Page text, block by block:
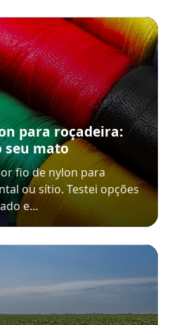
para roçadeira:
seu mato
fio de nylon para
ou sítio. Testei opções
e…